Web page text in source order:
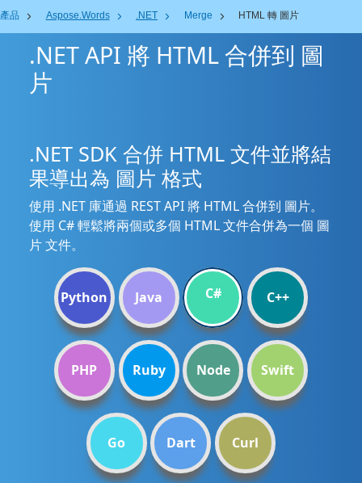
產品 Aspose.Words .NET Merge HTML 轉 圖片
.NET API 將 HTML 合併到 圖
片
.NET SDK 合併 HTML 文件並將結
果導出為 圖片 格式
使用 .NET 庫通過 REST API 將 HTML 合併到 圖片。
使用 C# 輕鬆將兩個或多個 HTML 文件合併為一個 圖
片 文件。
Python Java C# C++
PHP Ruby Node Swift
Go Dart Curl